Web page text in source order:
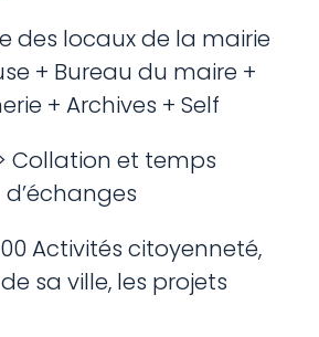
des locaux de la mairie
+ Bureau du maire +
+ Archives + Self
Collation et temps
d’échanges
Activités citoyenneté,
sa ville, les projets